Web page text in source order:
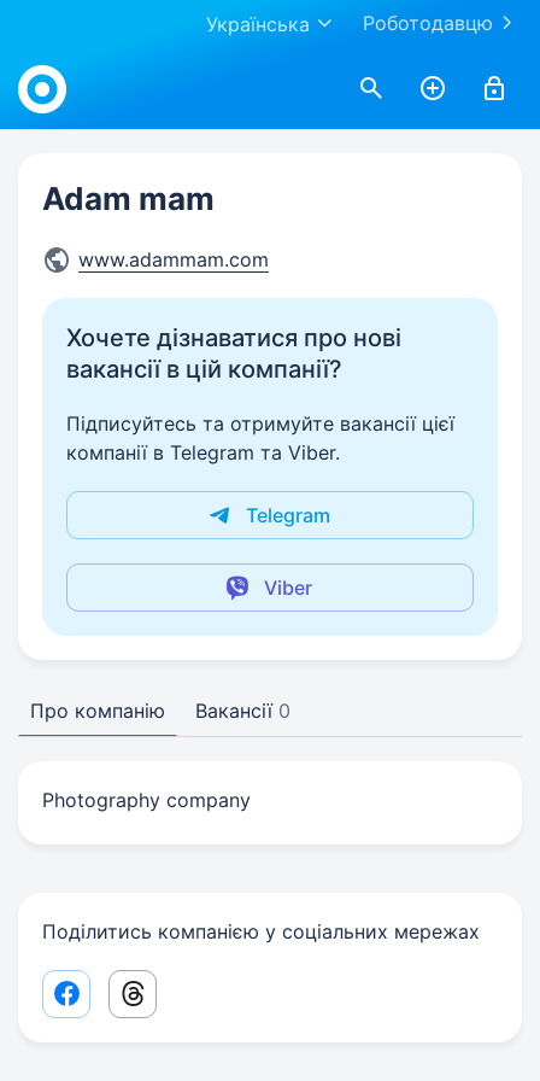
Роботодавцю
Українська
Work.ua
Adam mam
www.adammam.com
Хочете дізнаватися про нові
вакансії в цій компанії?
Підписуйтесь та отримуйте вакансії цієї
компанії в Telegram та Viber.
Telegram
Viber
Про компанію Вакансії 0
Photography company
Поділитись компанією у соціальних мережах
Facebook share link
Threads share link